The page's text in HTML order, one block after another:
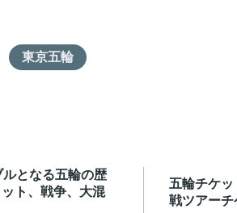
東京五輪
となる五輪の歴
ト、戦争、大混
五輪チケ
戦ツアー